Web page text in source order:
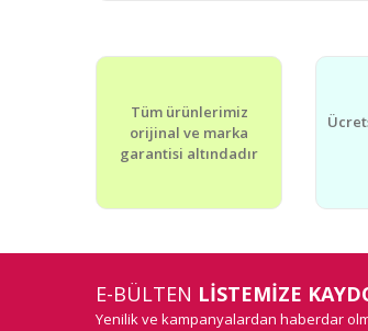
Tüm ürünlerimiz
orijinal ve marka
garantisi altındadır
E-BÜLTEN LİSTEMİZE
Yenilik ve kampanyalardan haberdar